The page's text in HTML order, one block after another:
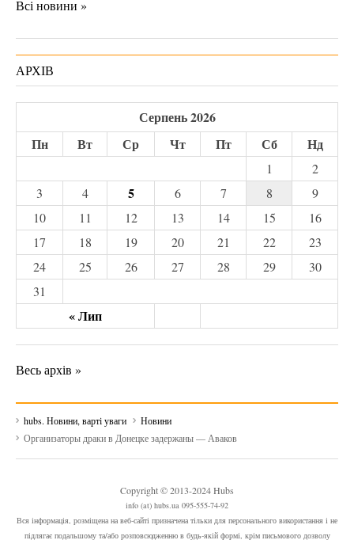
Всі новини »
АРХІВ
Серпень 2026
Пн
Вт Ср Чт Пт Сб Нд
« Лип
1
2
3
4 5 6 7 8
9
10
11 12 13 14 15
16
17
18 19 20 21 22
23
24
25 26 27 28 29
30
31
Весь архів »
hubs. Новини, варті уваги
Новини
Организаторы драки в Донецке задержаны — Аваков
Copyright © 2013-2024 Hubs
info (at) hubs.ua 095-555-74-92
Вся інформація, розміщена на веб-сайті призначена тільки для персонального використання і не
підлягає подальшому та/або розповсюдженню в будь-якій формі, крім письмового дозволу